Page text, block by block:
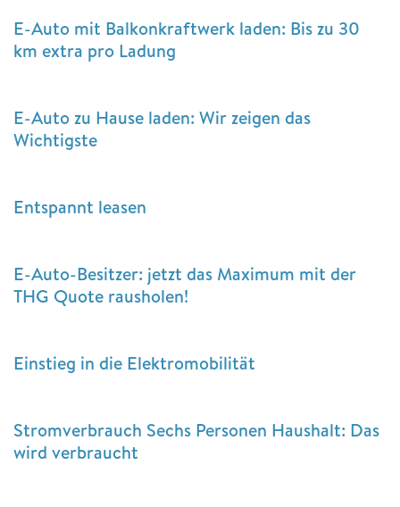
E-Auto mit Balkonkraftwerk laden: Bis zu 30
km extra pro Ladung
E-Auto zu Hause laden: Wir zeigen das
Wichtigste
Entspannt leasen
E-Auto-Besitzer: jetzt das Maximum mit der
THG Quote rausholen!
Einstieg in die Elektromobilität
Stromverbrauch Sechs Personen Haushalt: Das
wird verbraucht